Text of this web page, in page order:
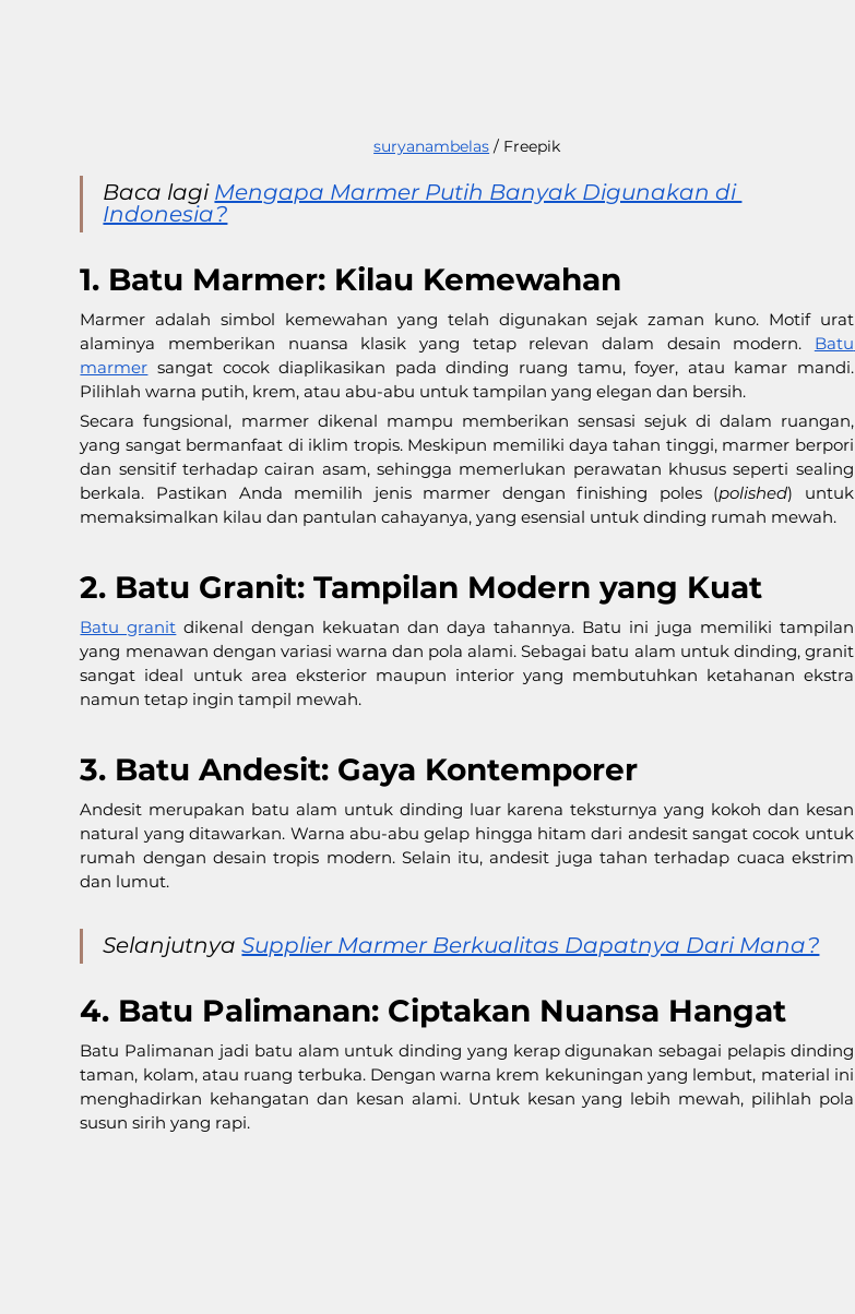
suryanambelas / Freepik
Baca lagi Mengapa Marmer Putih Banyak Digunakan di
Indonesia?
1. Batu Marmer: Kilau Kemewahan
Marmer adalah simbol kemewahan yang telah digunakan sejak zaman kuno. Motif urat
alaminya memberikan nuansa klasik yang tetap relevan dalam desain modern. Batu
marmer sangat cocok diaplikasikan pada dinding ruang tamu, foyer, atau kamar mandi.
Pilihlah warna putih, krem, atau abu-abu untuk tampilan yang elegan dan bersih.
Secara fungsional, marmer dikenal mampu memberikan sensasi sejuk di dalam ruangan,
yang sangat bermanfaat di iklim tropis. Meskipun memiliki daya tahan tinggi, marmer berpori
dan sensitif terhadap cairan asam, sehingga memerlukan perawatan khusus seperti sealing
berkala. Pastikan Anda memilih jenis marmer dengan finishing poles (polished) untuk
memaksimalkan kilau dan pantulan cahayanya, yang esensial untuk dinding rumah mewah.
2. Batu Granit: Tampilan Modern yang Kuat
Batu granit dikenal dengan kekuatan dan daya tahannya. Batu ini juga memiliki tampilan
yang menawan dengan variasi warna dan pola alami. Sebagai batu alam untuk dinding, granit
sangat ideal untuk area eksterior maupun interior yang membutuhkan ketahanan ekstra
namun tetap ingin tampil mewah.
3. Batu Andesit: Gaya Kontemporer
Andesit merupakan batu alam untuk dinding luar karena teksturnya yang kokoh dan kesan
natural yang ditawarkan. Warna abu-abu gelap hingga hitam dari andesit sangat cocok untuk
rumah dengan desain tropis modern. Selain itu, andesit juga tahan terhadap cuaca ekstrim
dan lumut.
Selanjutnya Supplier Marmer Berkualitas Dapatnya Dari Mana?
4. Batu Palimanan: Ciptakan Nuansa Hangat
Batu Palimanan jadi batu alam untuk dinding yang kerap digunakan sebagai pelapis dinding
taman, kolam, atau ruang terbuka. Dengan warna krem kekuningan yang lembut, material ini
menghadirkan kehangatan dan kesan alami. Untuk kesan yang lebih mewah, pilihlah pola
susun sirih yang rapi.